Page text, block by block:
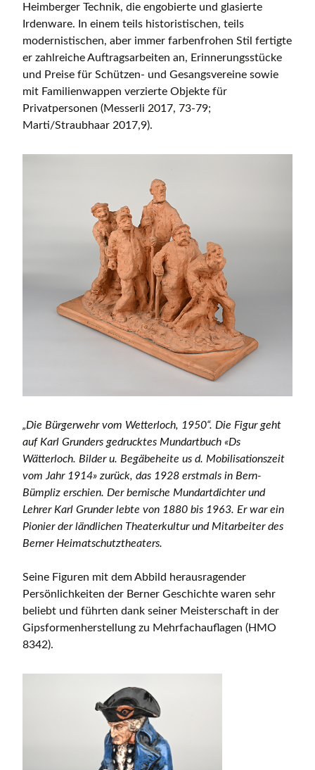
Heimberger Technik, die engobierte und glasierte
Irdenware. In einem teils historistischen, teils
modernistischen, aber immer farbenfrohen Stil fertigte
er zahlreiche Auftragsarbeiten an, Erinnerungsstücke
und Preise für Schützen- und Gesangsvereine sowie
mit Familienwappen verzierte Objekte für
Privatpersonen (Messerli 2017, 73-79;
Marti/Straubhaar 2017,9).
„Die Bürgerwehr vom Wetterloch, 1950“. Die Figur geht
auf Karl Grunders gedrucktes Mundartbuch «Ds
Wätterloch. Bilder u. Begäbeheite us d. Mobilisationszeit
vom Jahr 1914» zurück, das 1928 erstmals in Bern-
Bümpliz erschien. Der bernische Mundartdichter und
Lehrer Karl Grunder lebte von 1880 bis 1963. Er war ein
Pionier der ländlichen Theaterkultur und Mitarbeiter des
Berner Heimatschutztheaters.
Seine Figuren mit dem Abbild herausragender
Persönlichkeiten der Berner Geschichte waren sehr
beliebt und führten dank seiner Meisterschaft in der
Gipsformenherstellung zu Mehrfachauflagen (HMO
8342).